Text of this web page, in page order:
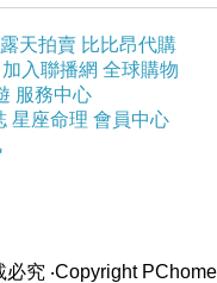
露天拍賣 比比昂代購
加入聯播網 全球購物
服務中心
星座命理 會員中心
必究 ‧Copyright PChome